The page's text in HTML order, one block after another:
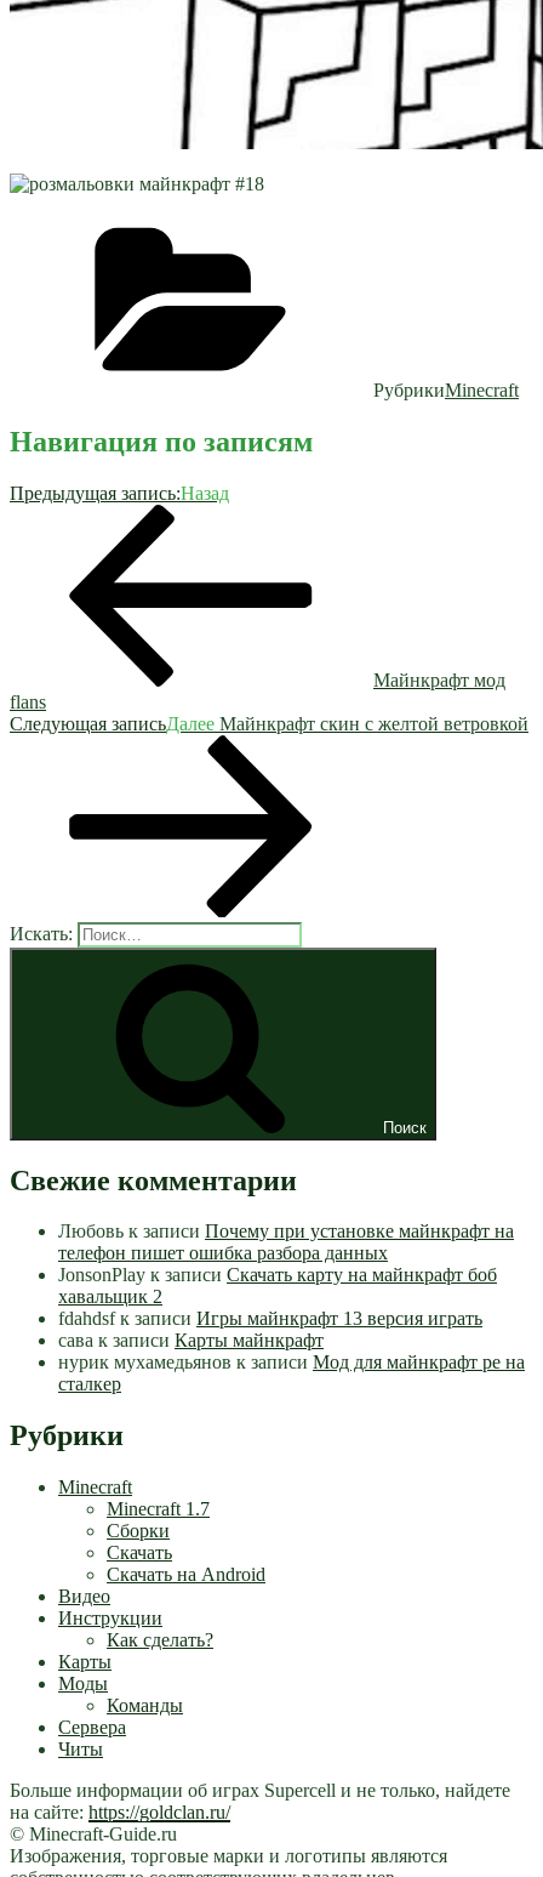
РубрикиMinecraft
Навигация по записям
Предыдущая запись:Назад
Майнкрафт мод
flans
Следующая записьДалее Майнкрафт скин с желтой ветровкой
Искать:
Поиск
Свежие комментарии
Любовь к записи Почему при установке майнкрафт на
телефон пишет ошибка разбора данных
JonsonPlay к записи Скачать карту на майнкрафт боб
хавальщик 2
fdahdsfк записи Игры майнкрафт 13 версия играть
сава к записи Карты майнкрафт
нурик мухамедьянов к записи Мод для майнкрафт pe на
сталкер
Рубрики
Minecraft
Minecraft 1.7
Сборки
Скачать
Скачать на Android
Видео
Инструкции
Как сделать?
Карты
Моды
Команды
Сервера
Читы
Больше информации об играх Supercell и не только, найдете
на сайте: https://goldclan.ru/
© Minecraft-Guide.ru
Изображения, торговые марки и логотипы являются